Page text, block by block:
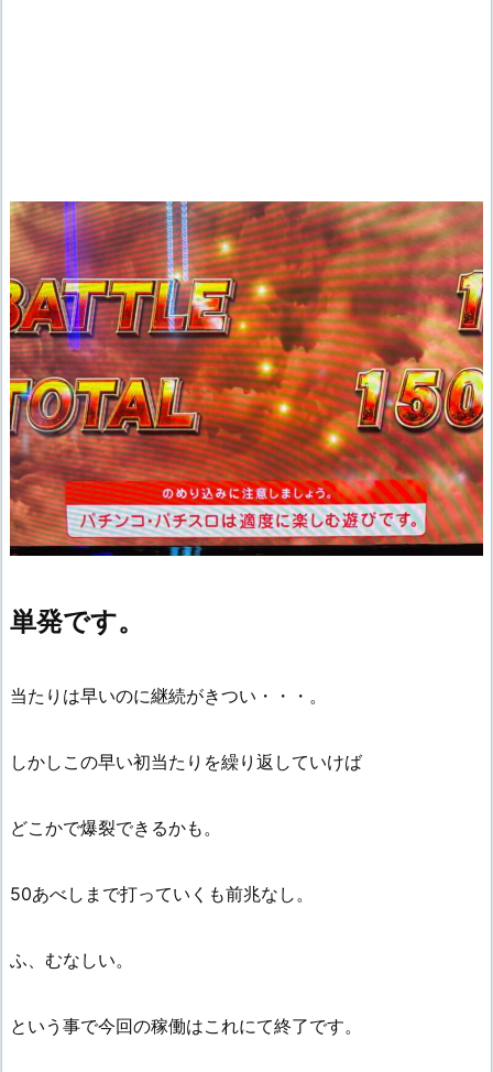
単発です。
当たりは早いのに継続がきつい・・・。
しかしこの早い初当たりを繰り返していけば
どこかで爆裂できるかも。
50あべしまで打っていくも前兆なし。
ふ、むなしい。
という事で今回の稼働はこれにて終了です。